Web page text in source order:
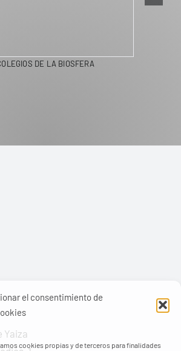
el consentimiento de
cookies propias y de terceros para finalidades
DE LA BIOSFERA
Yaiza